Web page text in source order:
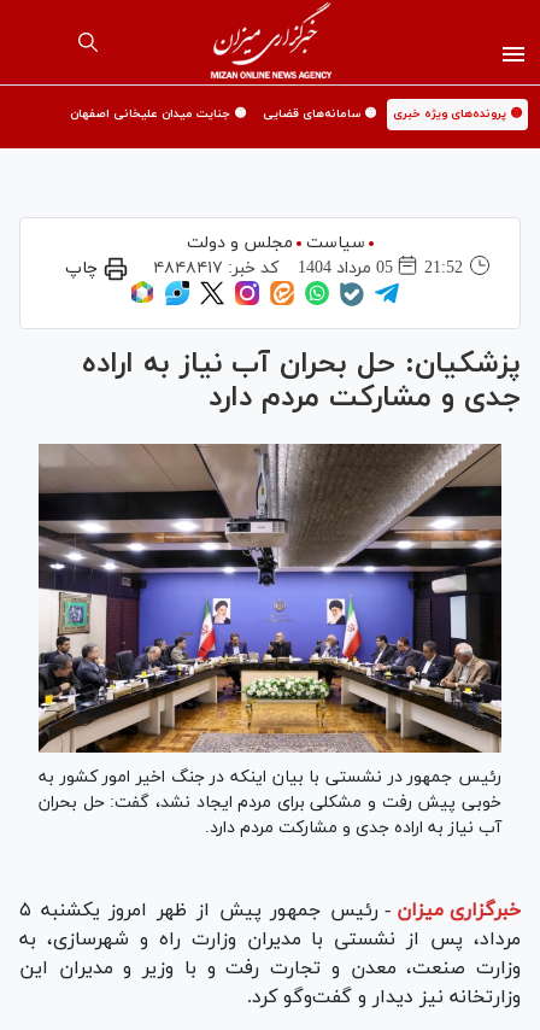
🟡 پرونده‌های ویژه خبری 🟡 سامانه‌های قضایی 🟡 جنایت میدان علیخانی اصفهان
سیاست
مجلس و دولت
21:52
05 مرداد 1404 کد خبر: ۴۸۴۸۴۱۷ چاپ
پزشکیان: حل بحران آب نیاز به اراده
جدی و مشارکت مردم دارد
رئیس جمهور در نشستی با بیان اینکه در جنگ اخیر امور کشور به
خوبی پیش رفت و مشکلی برای مردم ایجاد نشد، گفت: حل بحران
آب نیاز به اراده جدی و مشارکت مردم دارد.
خبرگزاری میزان -
رئیس جمهور پیش از ظهر امروز یکشنبه ۵
مرداد، پس از نشستی با مدیران وزارت راه و شهرسازی، به
وزارت صنعت، معدن و تجارت رفت و با وزیر و مدیران این
وزارتخانه نیز دیدار و گفت‌و‌گو کرد.